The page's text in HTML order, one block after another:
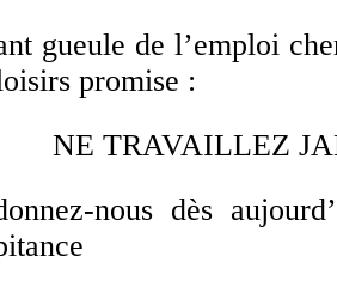
gueule de l’emploi
promise :
NE TRAVAILLEZ
nous dès